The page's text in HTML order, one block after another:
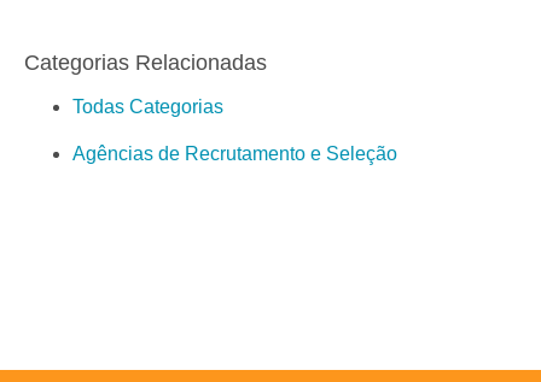
Categorias Relacionadas
Todas Categorias
Agências de Recrutamento e Seleção